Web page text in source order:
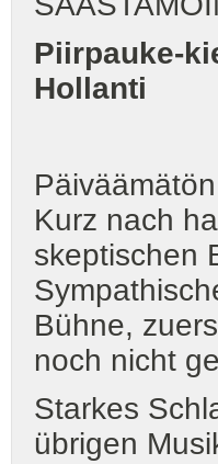
Piirpauke-
Hollanti
Kurz nach
skeptischen
Bühne,
noch nicht
Starkes
übrigen